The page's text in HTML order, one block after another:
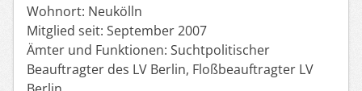
Wohnort: Neukölln
Mitglied seit: September 2007
Ämter und Funktionen: Suchtpolitischer
Beauftragter des LV Berlin, Floßbeauftragter LV